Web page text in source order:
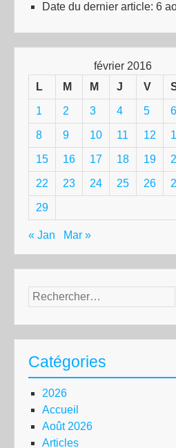
Date du dernier article: 6
février 2016
L
M M J V
1 2 3 4 5 6
8 9 10 11 12
15 16 17 18 19
22 23 24 25 26
29
« Jan Mar »
Rechercher :
Catégories
2026
Accueil
Août 2026
Articles